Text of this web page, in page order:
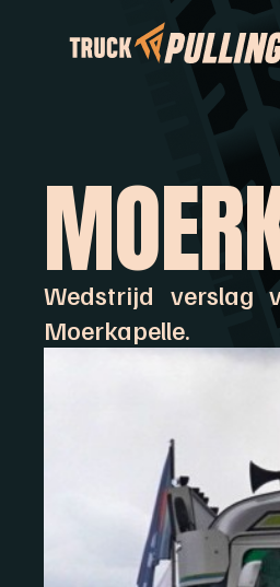
Wedstrijd verslag
Moerkapelle.